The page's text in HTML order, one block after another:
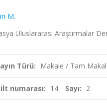
M.
Uluslararası Araştırmalar
Türü: Makale / Tam
numarası: 14 Sayı: 2